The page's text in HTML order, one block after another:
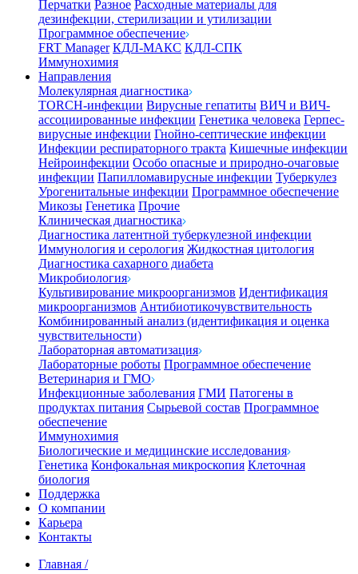
Перчатки Разное Расходные материалы для
дезинфекции, стерилизации и утилизации
Программное обеспечение
FRT Manager КДЛ-МАКС КДЛ-СПК
Иммунохимия
Направления
Молекулярная диагностика
TORCH-инфекции Вирусные гепатиты ВИЧ и ВИЧ-
ассоциированные инфекции Генетика человека Герпес-
вирусные инфекции Гнойно-септические инфекции
Инфекции респираторного тракта Кишечные инфекции
Нейроинфекции Особо опасные и природно-очаговые
инфекции Папилломавирусные инфекции Туберкулез
Урогенитальные инфекции Программное обеспечение
Микозы Генетика Прочие
Клиническая диагностика
Диагностика латентной туберкулезной инфекции
Иммунология и серология Жидкостная цитология
Диагностика сахарного диабета
Микробиология
Культивирование микроорганизмов Идентификация
микроорганизмов Антибиотикочувствительность
Комбинированный анализ (идентификация и оценка
чувствительности)
Лабораторная автоматизация
Лабораторные роботы Программное обеспечение
Ветеринария и ГМО
Инфекционные заболевания ГМИ Патогены в
продуктах питания Сырьевой состав Программное
обеспечение
Иммунохимия
Биологические и медицинские исследования
Генетика Конфокальная микроскопия Клеточная
биология
Поддержка
О компании
Карьера
Контакты
Главная /